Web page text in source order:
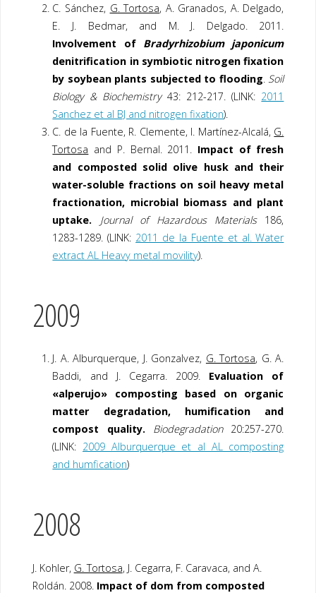
C. Sánchez, G. Tortosa, A. Granados, A. Delgado,
E. J. Bedmar, and M. J. Delgado. 2011.
Involvement of Bradyrhizobium japonicum
denitrification in symbiotic nitrogen fixation
by soybean plants subjected to flooding. Soil
Biology & Biochemistry43: 212-217. (LINK: 2011
Sanchez et al BJ and nitrogen fixation).
C. de la Fuente, R. Clemente, I. Martínez-Alcalá, G.
Tortosa and P. Bernal. 2011. Impact of fresh
and composted solid olive husk and their
water-soluble fractions on soil heavy metal
fractionation, microbial biomass and plant
uptake.
Journal of Hazardous Materials186,
1283-1289. (LINK: 2011 de la Fuente et al. Water
extract AL Heavy metal movility).
2009
J. A. Alburquerque, J. Gonzalvez, G. Tortosa, G. A.
Baddi, and J. Cegarra. 2009. Evaluation of
«alperujo» composting based on organic
matter degradation, humification and
compost quality.
Biodegradation20:257-270.
(LINK: 2009 Alburquerque et al AL composting
and humfication)
2008
J. Kohler, G. Tortosa, J. Cegarra, F. Caravaca, and A.
Roldán. 2008. Impact of dom from composted